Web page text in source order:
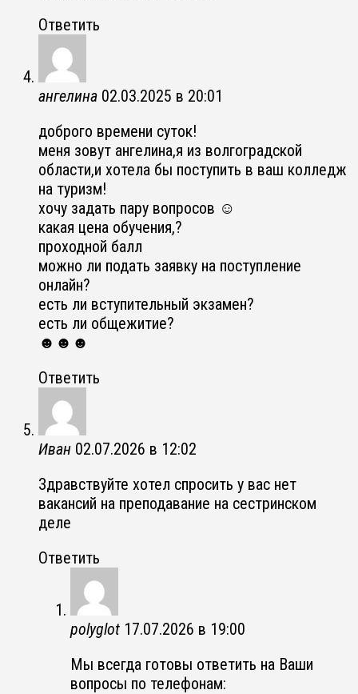
Ответить
ангелина 02.03.2025 в 20:01
доброго времени суток!
меня зовут ангелина,я из волгоградской
области,и хотела бы поступить в ваш колледж
на туризм!
хочу задать пару вопросов ☺
какая цена обучения,?
проходной балл
можно ли подать заявку на поступление
онлайн?
есть ли вступительный экзамен?
есть ли общежитие?
☻☻☻
Ответить
Иван 02.07.2026 в 12:02
Здравствуйте хотел спросить у вас нет
вакансий на преподавание на сестринском
деле
Ответить
polyglot 17.07.2026 в 19:00
Мы всегда готовы ответить на Ваши
вопросы по телефонам: